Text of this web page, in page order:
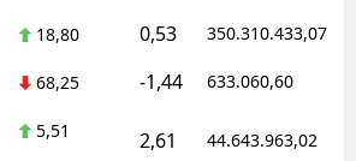
18,80 0,53 350.310.433,07
68,25 -1,44 633.060,60
5,51 2,61 44.643.963,02